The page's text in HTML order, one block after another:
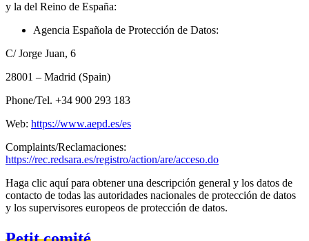
y la del Reino de España:
Agencia Española de Protección de Datos:
C/ Jorge Juan, 6
28001 – Madrid (Spain)
Phone/Tel. +34 900 293 183
Web: https://www.aepd.es/es
Complaints/Reclamaciones:
https://rec.redsara.es/registro/action/are/acceso.do
Haga clic aquí para obtener una descripción general y los datos de
contacto de todas las autoridades nacionales de protección de datos
y los supervisores europeos de protección de datos.